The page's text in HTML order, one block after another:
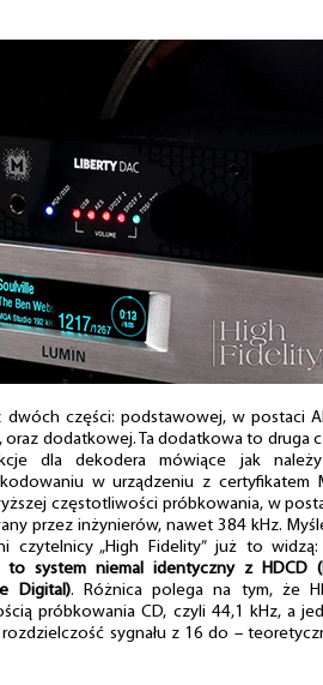
dwóch części: podstawowej, w postaci
oraz dodatkowej. Ta dodatkowa to druga
dla dekodera mówiące jak
w urządzeniu z certyfikatem
częstotliwości próbkowania, w
przez inżynierów, nawet 384 kHz.
czytelnicy „High Fidelity” już to
system niemal identyczny z HDCD
Digital). Różnica polega na tym, że
próbkowania CD, czyli 44,1 kHz, a
sygnału z 16 do –